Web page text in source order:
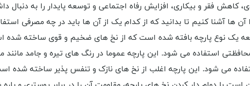
فقر و بیکاری، افزایش رفاه اجتماعی و توسعه پایدار را به دنبال
ها آشنا کنیم تا بدانید که از کدام یک از آن ها باید در چه مصرفی
یک نوع پارچه بافته شده است که از نخ های ضخیم و قوی ساخته شده
استفاده می شود. این پارچه عموما در رنگ های تیره و جامد
می شود. این پارچه اغلب از نخ های نازک و تنفس پذیر ساخته شده